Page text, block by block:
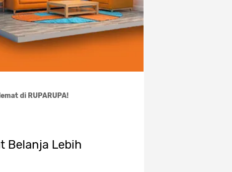
di RUPARUPA!
Belanja Lebih